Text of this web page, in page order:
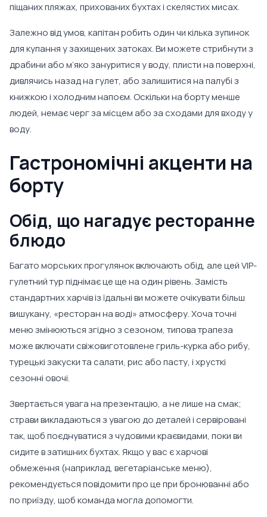
піщаних пляжах, прихованих бухтах і скелястих мисах.
Залежно від умов, капітан робить один чи кілька зупинок
для купання у захищених затоках. Ви можете стрибнути з
драбини або м’яко зануритися у воду, плисти на поверхні,
дивлячись назад на гулет, або залишитися на палубі з
книжкою і холодним напоєм. Оскільки на борту менше
людей, немає черг за місцем або за сходами для входу у
воду.
Гастрономічні акценти на
борту
Обід, що нагадує ресторанне
блюдо
Багато морських прогулянок включають обід, але цей VIP-
гулетний тур піднімає це ще на один рівень. Замість
стандартних харчів із їдальні ви можете очікувати більш
вишукану, «ресторан на воді» атмосферу. Хоча точні
меню змінюються згідно з сезоном, типова трапеза
може включати свіжовиготовлене гриль-курка або рибу,
турецькі закуски та салати, рис або пасту, і хрусткі
сезонні овочі.
Звертається увага на презентацію, а не лише на смак;
страви викладаються з увагою до деталей і сервіровані
так, щоб поєднуватися з чудовими краєвидами, поки ви
сидите в затишних бухтах. Якщо у вас є харчові
обмеження (наприклад, вегетаріанське меню),
рекомендується повідомити про це при бронюванні або
по приїзду, щоб команда могла допомогти.